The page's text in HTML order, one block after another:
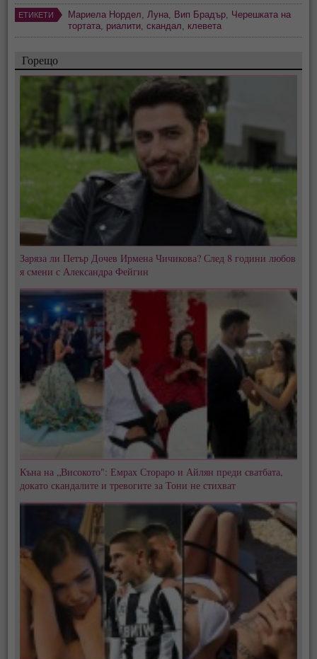
ЕТИКЕТИ Мариела Нордел Луна Вип Брадър Черешката на
тортата риалити ,скандал клевета
Горещо
Заряза ли Петър Дочев Ирмена Чичикова? След 8 години любов
я смени с Александра Фейгин
Къна на „Високото": Емрах Стораро и Айлян преди сватбата,
докато скандалите и тревогите за Тони не стихват